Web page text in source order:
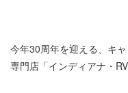
今年30周年を迎える、キ
専門店「インディアナ・RV